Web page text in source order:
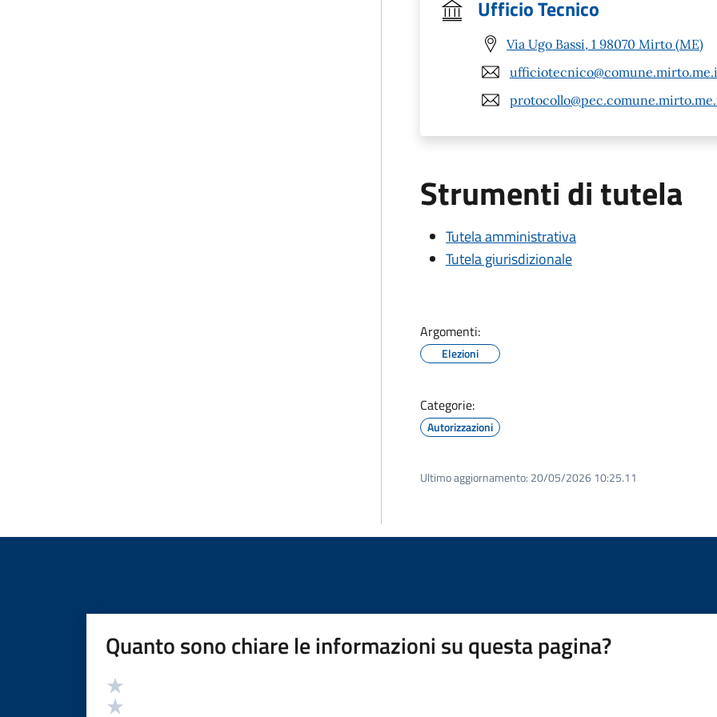
Ufficio Tecnico
Via Ugo Bassi, 1 98070 Mirto (ME)
Strumenti di tutela
Tutela amministrativa
Tutela giurisdizionale
Argomenti:
Elezioni
Categorie:
Autorizzazioni
Ultimo aggiornamento: 20/05/2026 10:25.11
Quanto sono chiare le informazioni su questa pagina?
Valutazione